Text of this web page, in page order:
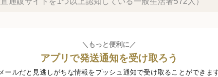
＼もっと便利に／
アプリで発送通知を受け取ろう
ールだと見逃しがちな情報をプッシュ通知で受け取ることができま